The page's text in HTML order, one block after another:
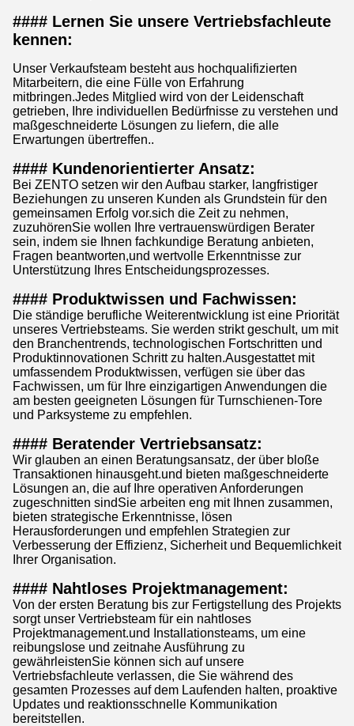
#### Lernen Sie unsere Vertriebsfachleute
kennen:
Unser Verkaufsteam besteht aus hochqualifizierten
Mitarbeitern, die eine Fülle von Erfahrung
mitbringen.Jedes Mitglied wird von der Leidenschaft
getrieben, Ihre individuellen Bedürfnisse zu verstehen und
maßgeschneiderte Lösungen zu liefern, die alle
Erwartungen übertreffen..
#### Kundenorientierter Ansatz:
Bei ZENTO setzen wir den Aufbau starker, langfristiger
Beziehungen zu unseren Kunden als Grundstein für den
gemeinsamen Erfolg vor.sich die Zeit zu nehmen,
zuzuhörenSie wollen Ihre vertrauenswürdigen Berater
sein, indem sie Ihnen fachkundige Beratung anbieten,
Fragen beantworten,und wertvolle Erkenntnisse zur
Unterstützung Ihres Entscheidungsprozesses.
#### Produktwissen und Fachwissen:
Die ständige berufliche Weiterentwicklung ist eine Priorität
unseres Vertriebsteams. Sie werden strikt geschult, um mit
den Branchentrends, technologischen Fortschritten und
Produktinnovationen Schritt zu halten.Ausgestattet mit
umfassendem Produktwissen, verfügen sie über das
Fachwissen, um für Ihre einzigartigen Anwendungen die
am besten geeigneten Lösungen für Turnschienen-Tore
und Parksysteme zu empfehlen.
#### Beratender Vertriebsansatz:
Wir glauben an einen Beratungsansatz, der über bloße
Transaktionen hinausgeht.und bieten maßgeschneiderte
Lösungen an, die auf Ihre operativen Anforderungen
zugeschnitten sindSie arbeiten eng mit Ihnen zusammen,
bieten strategische Erkenntnisse, lösen
Herausforderungen und empfehlen Strategien zur
Verbesserung der Effizienz, Sicherheit und Bequemlichkeit
Ihrer Organisation.
#### Nahtloses Projektmanagement:
Von der ersten Beratung bis zur Fertigstellung des Projekts
sorgt unser Vertriebsteam für ein nahtloses
Projektmanagement.und Installationsteams, um eine
reibungslose und zeitnahe Ausführung zu
gewährleistenSie können sich auf unsere
Vertriebsfachleute verlassen, die Sie während des
gesamten Prozesses auf dem Laufenden halten, proaktive
Updates und reaktionsschnelle Kommunikation
bereitstellen.